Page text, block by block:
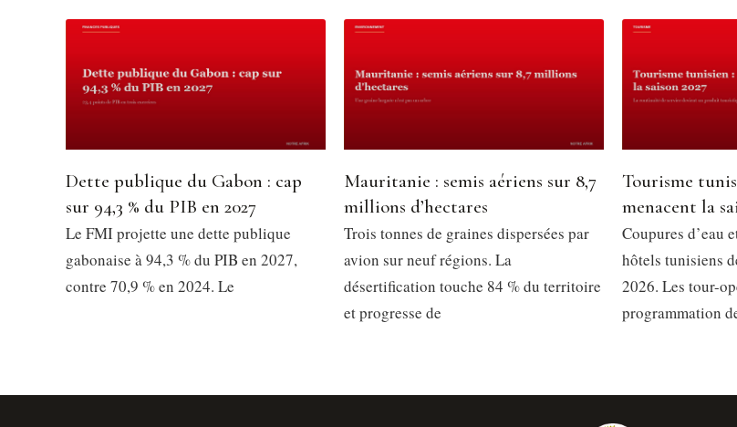
Dette publique du Gabon : cap
sur 94,3 % du PIB en 2027
Le FMI projette une dette publique
gabonaise à 94,3 % du PIB en 2027,
contre 70,9 % en 2024. Le
Mauritanie : semis aériens sur 8,7
millions d’hectares
Trois tonnes de graines dispersées par
avion sur neuf régions. La
désertification touche 84 % du territoire
et progresse de
Tourisme
menacent la
Coupures d’eau
hôtels tunisiens
2026. Les tour-
programmation